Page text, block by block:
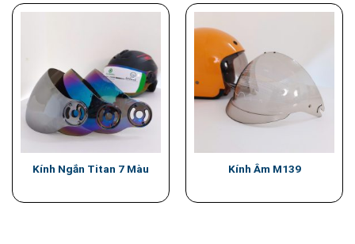
Kính Ngắn Titan 7 Màu Kính Âm M139